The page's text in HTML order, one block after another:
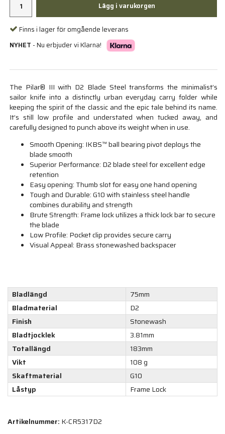
Lägg i varukorgen
Finns i lager för omgående leverans
NYHET - Nu erbjuder vi Klarna!
The Pilar® III with D2 Blade Steel transforms the minimalist’s
sailor knife into a distinctly urban everyday carry folder while
keeping the spirit of the classic and the epic tale behind its name.
It’s still low profile and understated when tucked away, and
carefully designed to punch above its weight when in use.
Smooth Opening: IKBS™ ball bearing pivot deploys the
blade smooth
Superior Performance: D2 blade steel for excellent edge
retention
Easy opening: Thumb slot for easy one hand opening
Tough and Durable: G10 with stainless steel handle
combines durability and strength
Brute Strength: Frame lock utilizes a thick lock bar to secure
the blade
Low Profile: Pocket clip provides secure carry
Visual Appeal: Brass stonewashed backspacer
Bladlängd
75mm
Bladmaterial
D2
Finish
Stonewash
Bladtjocklek
3.81mm
Totallängd
183mm
Vikt
108 g
Skaftmaterial
G10
Låstyp
Frame Lock
Artikelnummer: K-CR5317D2